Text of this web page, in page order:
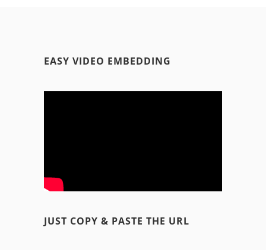
EASY VIDEO EMBEDDING
JUST COPY & PASTE THE URL